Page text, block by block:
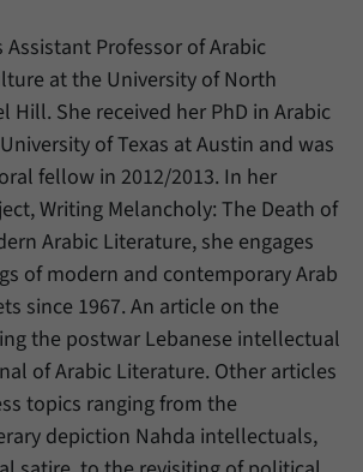
Assistant Professor of Arabic
at the University of North
Hill. She received her PhD in Arabic
of Texas at Austin and was
fellow in 2012/2013. In her
Writing Melancholy: The Death of
Arabic Literature, she engages
of modern and contemporary Arab
since 1967. An article on the
the postwar Lebanese intellectual
of Arabic Literature. Other articles
topics ranging from the
depiction Nahda intellectuals,